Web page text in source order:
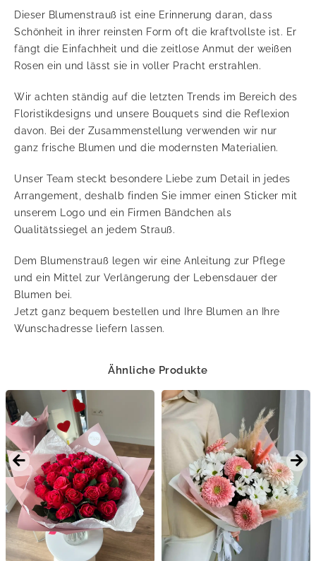
Dieser Blumenstrauß ist eine Erinnerung daran, dass
Schönheit in ihrer reinsten Form oft die kraftvollste ist. Er
fängt die Einfachheit und die zeitlose Anmut der weißen
Rosen ein und lässt sie in voller Pracht erstrahlen.
Wir achten ständig auf die letzten Trends im Bereich des
Floristikdesigns und unsere Bouquets sind die Reflexion
davon. Bei der Zusammenstellung verwenden wir nur
ganz frische Blumen und die modernsten Materialien.
Unser Team steckt besondere Liebe zum Detail in jedes
Arrangement, deshalb finden Sie immer einen Sticker mit
unserem Logo und ein Firmen Bändchen als
Qualitätssiegel an jedem Strauß.
Dem Blumenstrauß legen wir eine Anleitung zur Pflege
und ein Mittel zur Verlängerung der Lebensdauer der
Blumen bei.
Jetzt ganz bequem bestellen und Ihre Blumen an Ihre
Wunschadresse liefern lassen.
Ähnliche Produkte